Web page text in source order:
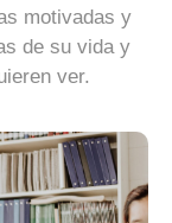
motivadas y
de su vida y
ver.